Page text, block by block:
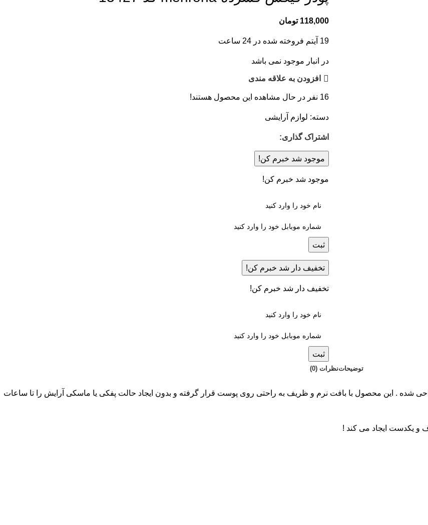
118,000 تومان
19 آیتم فروخته شده در 24 ساعت
در انبار موجود نمی باشد
افزودن به علاقه مندی
16 نفر در حال مشاهده این محصول هستند!
دسته: لوازم آرایشی
اشتراک گذاری:
موجود شد خبرم کن!
موجود شد خبرم کن!
ثبت
تخفیف دار شد خبرم کن!
تخفیف دار شد خبرم کن!
ثبت
توضیحاتنظرات (0)
شده . این محصول با بافت نرم و ظریف به راحتی روی پوست قرار گرفته و بدون ایجاد حالت پفکی یا ماسکی آرایش را تا ساعات
یکدست ایجاد می کند !